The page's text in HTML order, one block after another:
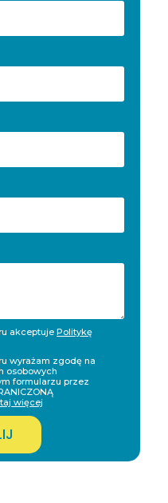
akceptuje Politykę
wyrażam zgodę na
osobowych
formularzu przez
więcej